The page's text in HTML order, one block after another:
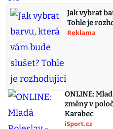
Jak vybrat
Tohle je
Reklama
ONLINE:
změny v
Karabec
iSport.cz